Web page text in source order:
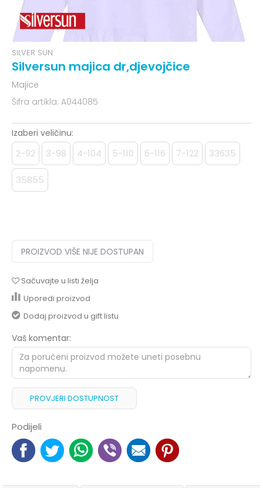
SILVER SUN
Silversun majica dr,djevojčice
Majice
Šifra artikla: A044085
Izaberi veličinu:
2-92 3-98 4-104 5-110 6-116 7-122 33635
35855
PROIZVOD VIŠE NIJE DOSTUPAN
Sačuvajte u listi želja
Uporedi proizvod
Dodaj proizvod u gift listu
Vaš komentar:
PROVJERI DOSTUPNOST
Podijeli